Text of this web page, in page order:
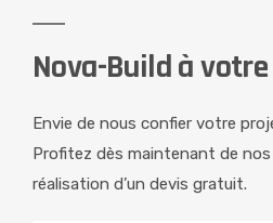
Nova-Build à
Envie de nous confier votre
Profitez dès maintenant de nos
réalisation d’un devis gratuit.